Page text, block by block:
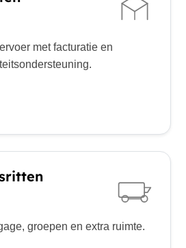
met facturatie en
groepen en extra ruimte.